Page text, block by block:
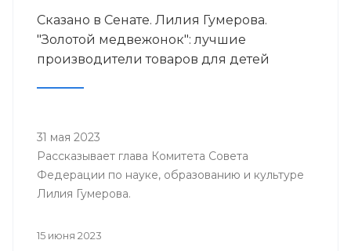
Сказано в Сенате. Лилия Гумерова.
"Золотой медвежонок": лучшие
производители товаров для детей
31 мая 2023
Рассказывает глава Комитета Совета
Федерации по науке, образованию и культуре
Лилия Гумерова.
15 июня 2023